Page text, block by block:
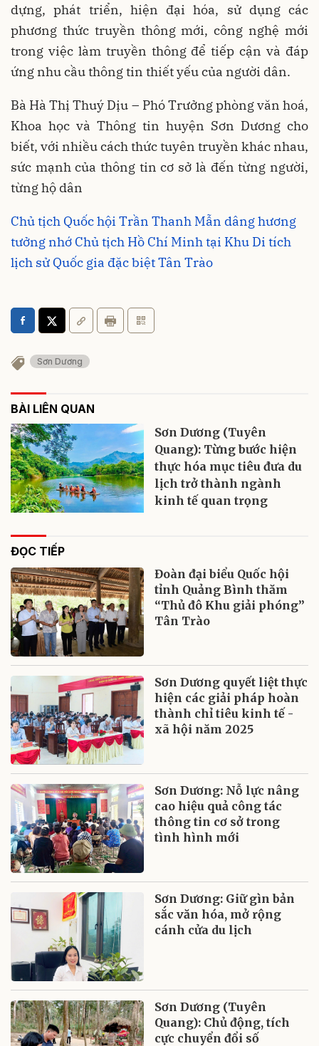
dựng, phát triển, hiện đại hóa, sử dụng các
phương thức truyền thông mới, công nghệ mới
trong việc làm truyền thông để tiếp cận và đáp
ứng nhu cầu thông tin thiết yếu của người dân.
Bà Hà Thị Thuý Dịu – Phó Trưởng phòng văn hoá,
Khoa học và Thông tin huyện Sơn Dương cho
biết, với nhiều cách thức tuyên truyền khác nhau,
sức mạnh của thông tin cơ sở là đến từng người,
từng hộ dân
Chủ tịch Quốc hội Trần Thanh Mẫn dâng hương
tưởng nhớ Chủ tịch Hồ Chí Minh tại Khu Di tích
lịch sử Quốc gia đặc biệt Tân Trào
Sơn Dương
BÀI LIÊN QUAN
Sơn Dương (Tuyên
Quang): Từng bước hiện
thực hóa mục tiêu đưa du
lịch trở thành ngành
kinh tế quan trọng
ĐỌC TIẾP
Đoàn đại biểu Quốc hội
tỉnh Quảng Bình thăm
“Thủ đô Khu giải phóng”
Tân Trào
Sơn Dương quyết liệt thực
hiện các giải pháp hoàn
thành chỉ tiêu kinh tế -
xã hội năm 2025
Sơn Dương: Nỗ lực nâng
cao hiệu quả công tác
thông tin cơ sở trong
tình hình mới
Sơn Dương: Giữ gìn bản
sắc văn hóa, mở rộng
cánh cửa du lịch
Sơn Dương (Tuyên
Quang): Chủ động, tích
cực chuyển đổi số